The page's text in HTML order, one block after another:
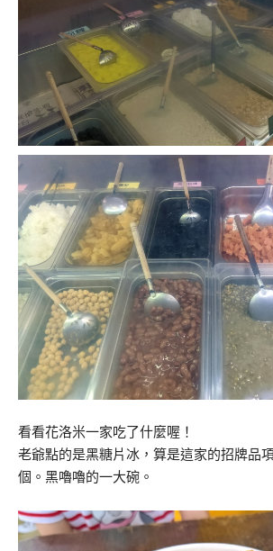
看看花洛米一家吃了什麼喔！
老爺點的是黑糖片冰，算是這家的招牌品
個。黑嚕嚕的一大碗。